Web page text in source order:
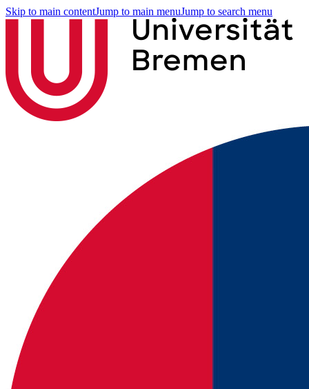
Skip to main contentJump to main menuJump to search menu